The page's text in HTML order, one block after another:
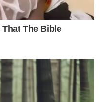
อ้น บอกตง ไปหา แจ๊ส
The Bible